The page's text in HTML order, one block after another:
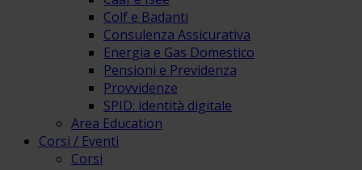
Colf e Badanti
Consulenza Assicurativa
Energia e Gas Domestico
Pensioni e Previdenza
Provvidenze
SPID: identità digitale
Area Education
Corsi / Eventi
Corsi